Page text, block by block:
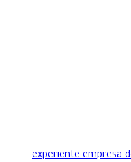
experiente empresa